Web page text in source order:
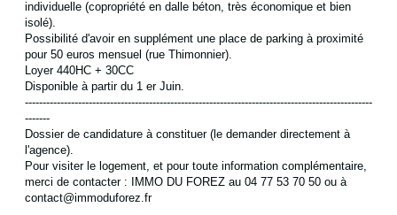
individuelle (copropriété en dalle béton, très économique et bien
isolé).
Possibilité d'avoir en supplément une place de parking à proximité
pour 50 euros mensuel (rue Thimonnier).
Loyer 440HC + 30CC
Disponible à partir du 1 er Juin.
--------------------------------------------------------------------------------------------------
-------
Dossier de candidature à constituer (le demander directement à
l'agence).
Pour visiter le logement, et pour toute information complémentaire,
merci de contacter : IMMO DU FOREZ au 04 77 53 70 50 ou à
contact@immoduforez.fr